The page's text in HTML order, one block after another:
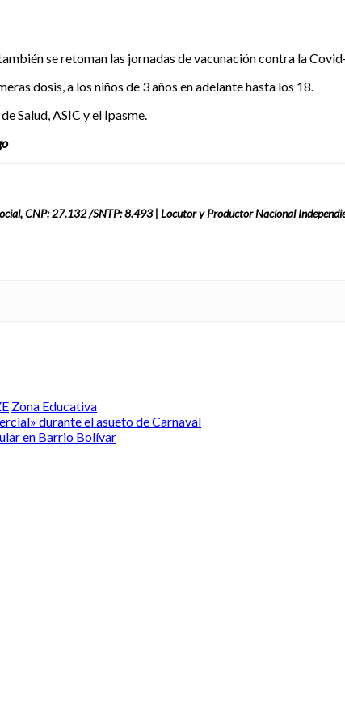
se retoman las jornadas de vacunación contra la
dosis, a los niños de 3 años en adelante hasta los 18.
Salud, ASIC y el Ipasme.
CNP: 27.132 /SNTP: 8.493 | Locutor y Productor Nacional
Zona Educativa
durante el asueto de Carnaval
en Barrio Bolívar